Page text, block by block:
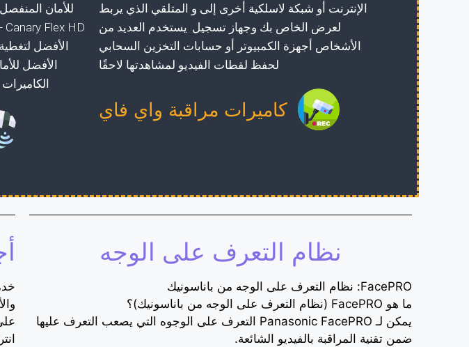
الإنترنت أو شبكة لاسلكية أخرى إلى و المتلقي الذي يربط
لعرض الخاص بك وجهاز تسجيل. يستخدم العديد من
الأشخاص أجهزة الكمبيوتر أو حسابات التخزين السحابي
لحفظ لقطات الفيديو لمشاهدتها لاحقًا
كاميرات مراقبة واي فاي
الكاميرات . Hive View - الأفضل لأمن المنزل بأناقة.
نظام التعرف على الوجه
FacePRO: نظام التعرف على الوجه من باناسونيك
ما هو FacePRO (نظام التعرف على الوجه من باناسونيك)؟
يمكن لـ Panasonic FacePRO التعرف على الوجوه التي يصعب التعرف عليها
ضمن تقنية المراقبة بالفيديو الشائعة.